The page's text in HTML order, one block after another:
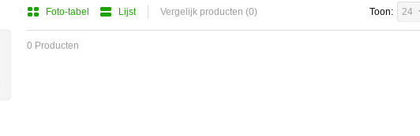
Foto-tabel Lijst Vergelijk producten (0) Toon: 24
0 Producten